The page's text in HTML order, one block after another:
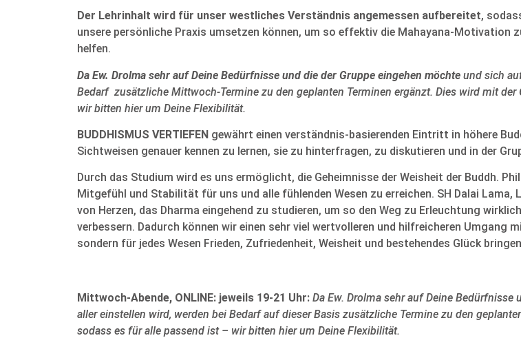
Der Lehrinhalt wird für unser westliches Verständnis angemessen aufbereitet,
unsere persönliche Praxis umsetzen können, um so effektiv die Mahayana-Motivation
helfen.
Da Ew. Drolma sehr auf Deine Bedürfnisse und die der Gruppe eingehen möchte und sich
Bedarf zusätzliche Mittwoch-Termine zu den geplanten Terminen ergänzt. Dies wird mit
wir bitten hier um Deine Flexibilität.
BUDDHISMUS VERTIEFEN gewährt einen verständnis-basierenden Eintritt in höhere
Sichtweisen genauer kennen zu lernen, sie zu hinterfragen, zu diskutieren und in der
Durch das Studium wird es uns ermöglicht, die Geheimnisse der Weisheit der Buddh.
Mitgefühl und Stabilität für uns und alle fühlenden Wesen zu erreichen. SH Dalai
von Herzen, das Dharma eingehend zu studieren, um so den Weg zu Erleuchtung
verbessern. Dadurch können wir einen sehr viel wertvolleren und hilfreicheren
sondern für jedes Wesen Frieden, Zufriedenheit, Weisheit und bestehendes Glück
Mittwoch-Abende, ONLINE: jeweils 19-21 Uhr: Da Ew. Drolma sehr auf Deine
aller einstellen wird, werden bei Bedarf auf dieser Basis zusätzliche Termine zu den
sodass es für alle passend ist – wir bitten hier um Deine Flexibilität.